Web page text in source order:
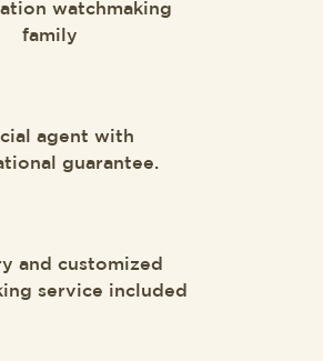
watchmaking
family
agent with
guarantee.
and customized
service included